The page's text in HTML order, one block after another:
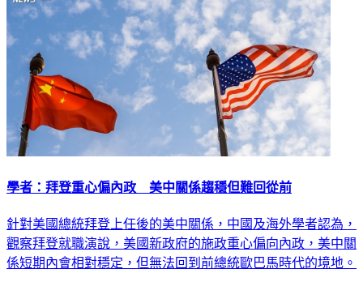
學者：拜登重心偏內政 美中關係趨穩但難回從前
針對美國總統拜登上任後的美中關係，中國及海外學者認為，
觀察拜登就職演說，美國新政府的施政重心偏向內政，美中關
係短期內會相對穩定，但無法回到前總統歐巴馬時代的境地。